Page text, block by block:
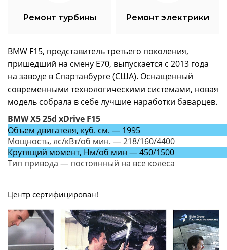
Ремонт турбины Ремонт электрики
BMW F15, представитель третьего поколения,
пришедший на смену E70, выпускается с 2013 года
на заводе в Спартанбурге (США). Оснащенный
современными технологическими системами, новая
модель собрала в себе лучшие наработки баварцев.
BMW X5 25d xDrive F15
Объем двигателя, куб. см. — 1995
Мощность, лс/кВт/об мин. — 218/160/4400
Крутящий момент, Нм/об мин — 450/1500
Тип привода — постоянный на все колеса
Центр сертифицирован!